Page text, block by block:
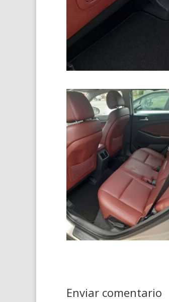
Enviar comentario